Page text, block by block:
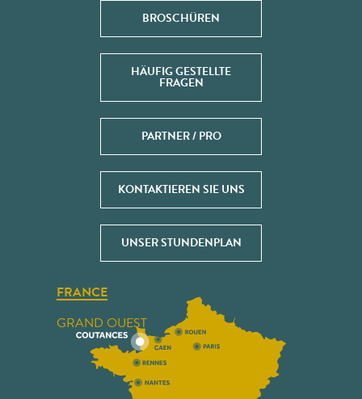
BROSCHÜREN
HÄUFIG GESTELLTE
FRAGEN
PARTNER / PRO
KONTAKTIEREN SIE UNS
UNSER STUNDENPLAN
FRANCE
GRAND OUEST